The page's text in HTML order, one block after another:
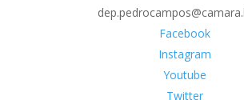
Facebook
Instagram
Youtube
Twitter